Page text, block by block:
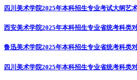
四川美术学院2025年本科招生专业考试大纲艺
西安美术学院2025年本科招生专业省统考科类
鲁迅美术学院2025年本科招生专业省统考科类
四川美术学院2025年本科招生专业省统考科类